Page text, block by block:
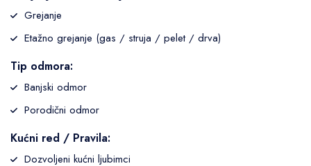
Grejanje
Etažno grejanje (gas / struja / pelet / drva)
Tip odmora:
Banjski odmor
Porodični odmor
Kućni red / Pravila:
Dozvoljeni kućni ljubimci